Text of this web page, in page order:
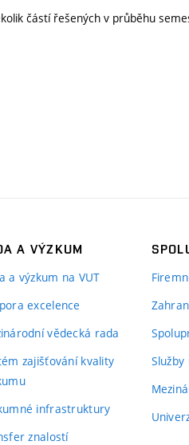
částí řešených v průběhu
A VÝZKUM
a výzkum na VUT
excelence
vědecká rada
zajišťování kvality
infrastruktury
znalostí